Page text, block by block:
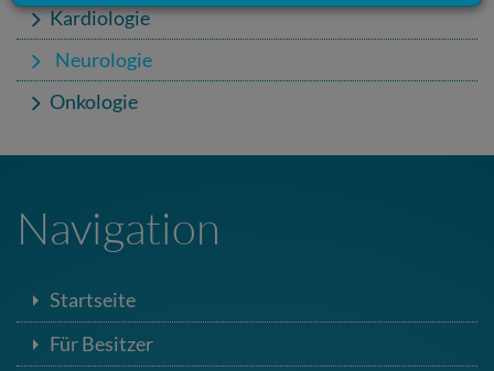
Kardiologie
Neurologie
Onkologie
Navigation
Startseite
Für Besitzer